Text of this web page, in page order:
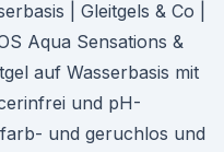
| Gleitgels & Co |
Aqua Sensations &
auf Wasserbasis mit
und pH-
und geruchlos und